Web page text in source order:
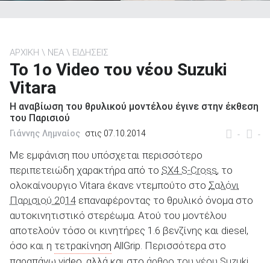
ΑΝΑΖΗΤΗΣΗ
Μεταχειρισμένα
ΑΝΑΖΗΤΗΣΗ
Επιχειρήσεις
ΑΡΧΙΚΗ ΝΕΑ ΕΙΔΗΣΕΙΣ
Το 1ο Video του νέου Suzuki
Vitara
Η αναβίωση του θρυλικού μοντέλου έγινε στην έκθεση
του Παρισιού
- -
Γιάννης Λημναίος στις 07.10.2014
Με εμφάνιση που υπόσχεται περισσότερο
περιπετειώδη χαρακτήρα από το SX4 S-Cross, το
ολοκαίνουργιο Vitara έκανε ντεμπούτο στο Σαλόνι
Παρισιού 2014 επαναφέροντας το θρυλικό όνομα στο
αυτοκινητιστικό στερέωμα. Ατού του μοντέλου
αποτελούν τόσο οι κινητήρες 1.6 βενζίνης και diesel,
όσο και η τετρακίνηση AllGrip. Περισσότερα στο